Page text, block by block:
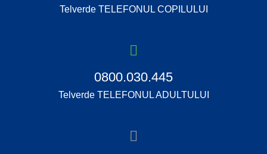
Telverde TELEFONUL COPILULUI
0800.030.445
Telverde TELEFONUL ADULTULUI